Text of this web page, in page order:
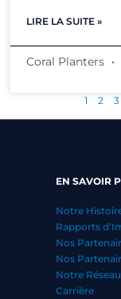
LIRE LA SUITE »
Coral Planters
1 2 3
EN SAVOIR
Notre
Rapports
Nos
Nos
Notre Réseau
Carrière